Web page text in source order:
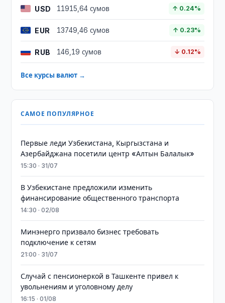
USD 11915,64 сумов ↑ 0.24%
EUR 13749,46 сумов ↑ 0.23%
RUB 146,19 сумов ↓ 0.12%
Все курсы валют →
САМОЕ ПОПУЛЯРНОЕ
Первые леди Узбекистана, Кыргызстана и
Азербайджана посетили центр «Алтын Балалык»
15:30 · 31/07
В Узбекистане предложили изменить
финансирование общественного транспорта
14:30 · 02/08
Минэнерго призвало бизнес требовать
подключение к сетям
21:00 · 31/07
Случай с пенсионеркой в Ташкенте привел к
увольнениям и уголовному делу
16:15 · 01/08